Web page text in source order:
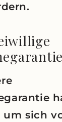
sich